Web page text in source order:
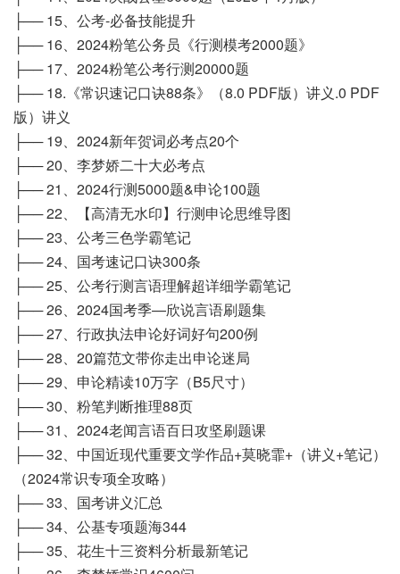
├── 15、公考-必备技能提升
├── 16、2024粉笔公务员《行测模考2000题》
├── 17、2024粉笔公考行测20000题
├── 18.《常识速记口诀88条》（8.0 PDF版）讲义.0 PDF
版）讲义
├── 19、2024新年贺词必考点20个
├── 20、李梦娇二十大必考点
├── 21、2024行测5000题&申论100题
├── 22、【高清无水印】行测申论思维导图
├── 23、公考三色学霸笔记
├── 24、国考速记口诀300条
├── 25、公考行测言语理解超详细学霸笔记
├── 26、2024国考季—欣说言语刷题集
├── 27、行政执法申论好词好句200例
├── 28、20篇范文带你走出申论迷局
├── 29、申论精读10万字（B5尺寸）
├── 30、粉笔判断推理88页
├── 31、2024老闻言语百日攻坚刷题课
├── 32、中国近现代重要文学作品+莫晓霏+（讲义+笔记）
（2024常识专项全攻略）
├── 33、国考讲义汇总
├── 34、公基专项题海344
├── 35、花生十三资料分析最新笔记